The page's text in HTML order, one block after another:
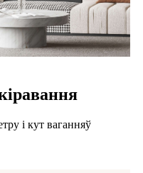
і кут ваганняў